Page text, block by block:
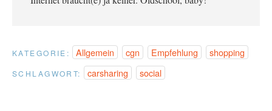
KATEGORIE: Allgemein cgn Empfehlung shopping
SCHLAGWORT: carsharing social